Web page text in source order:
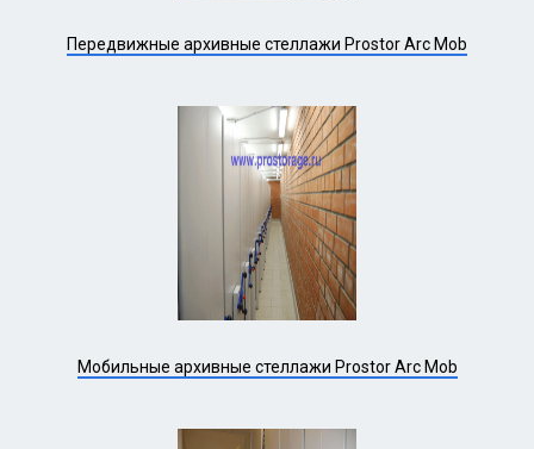
Передвижные архивные стеллажи Prostor Arc Mob
Мобильные архивные стеллажи Prostor Arc Mob